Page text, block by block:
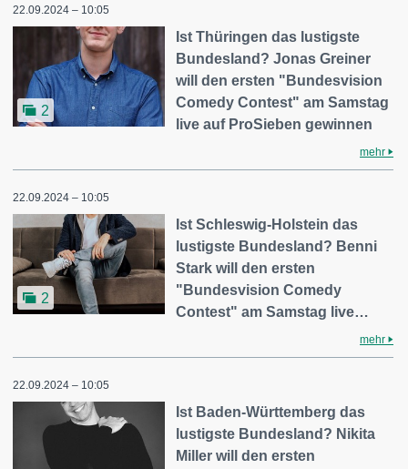
22.09.2024 – 10:05
2
Ist Thüringen das lustigste
Bundesland? Jonas Greiner
will den ersten "Bundesvision
Comedy Contest" am Samstag
live auf ProSieben gewinnen
mehr
22.09.2024 – 10:05
2
Ist Schleswig-Holstein das
lustigste Bundesland? Benni
Stark will den ersten
"Bundesvision Comedy
Contest" am Samstag live…
mehr
22.09.2024 – 10:05
Ist Baden-Württemberg das
lustigste Bundesland? Nikita
Miller will den ersten